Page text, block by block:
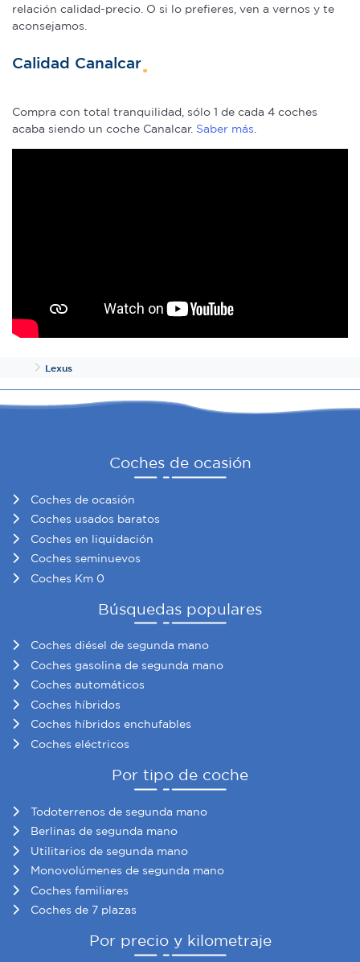
relación calidad-precio. O si lo prefieres, ven a vernos y te
aconsejamos.
Calidad Canalcar
Compra con total tranquilidad, sólo 1 de cada 4 coches
acaba siendo un coche Canalcar. Saber más
InicioLexus
Coches de ocasión
Coches de ocasión
Coches usados baratos
Coches en liquidación
Coches seminuevos
Coches Km 0
Búsquedas populares
Coches diésel de segunda mano
Coches gasolina de segunda mano
Coches automáticos
Coches híbridos
Coches híbridos enchufables
Coches eléctricos
Por tipo de coche
Todoterrenos de segunda mano
Berlinas de segunda mano
Utilitarios de segunda mano
Monovolúmenes de segunda mano
Coches familiares
Coches de 7 plazas
Por precio y kilometraje